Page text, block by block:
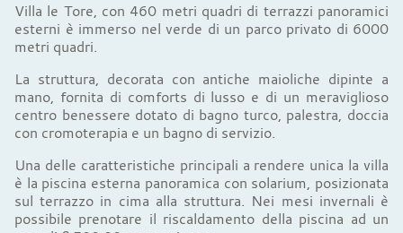
Villa le Tore, con 460 metri quadri di terrazzi panoramici
esterni è immerso nel verde di un parco privato di 6000
metri quadri.
La struttura, decorata con antiche maioliche dipinte a
mano, fornita di comforts di lusso e di un meraviglioso
centro benessere dotato di bagno turco, palestra, doccia
con cromoterapia e un bagno di servizio.
Una delle caratteristiche principali a rendere unica la villa
è la piscina esterna panoramica con solarium, posizionata
sul terrazzo in cima alla struttura. Nei mesi invernali è
possibile prenotare il riscaldamento della piscina ad un